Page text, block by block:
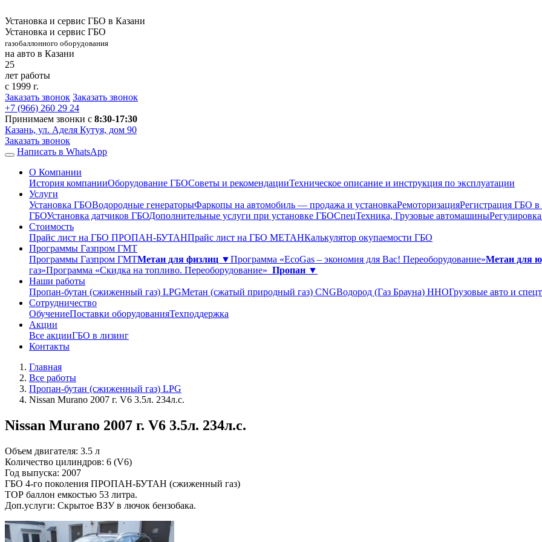
Установка и сервис ГБО в Казани
Установка и сервис ГБО
газобаллонного оборудования
на авто в Казани
25
лет работы
с 1999 г.
Заказать звонок Заказать звонок
+7 (966) 260 29 24
Принимаем звонки с 8:30-17:30
Казань, ул. Аделя Кутуя, дом 90
Заказать звонок
Написать в WhatsApp
О Компании
История компанииОборудование ГБОСоветы и рекомендацииТехническое описание и инструкция по эксплуатации
Услуги
Установка ГБОВодородные генераторыФаркопы на автомобиль — продажа и установкаРемоторизацияРегистрация ГБО
ГБОУстановка датчиков ГБОДополнительные услуги при установке ГБОСпецТехника, Грузовые автомашины
Стоимость
Прайс лист на ГБО ПРОПАН-БУТАНПрайс лист на ГБО МЕТАНКалькулятор окупаемости ГБО
Программы Газпром ГМТ
Программы Газпром ГМТМетан для физлиц ▼Программа «EcoGas – экономия для Вас! Переоборудование»Метан для
газ»Программа «Скидка на топливо. Переоборудование» Пропан ▼
Наши работы
Пропан-бутан (сжиженный газ) LPGМетан (сжатый природный газ) CNGВодород (Газ Брауна) ННОГрузовые авто и
Сотрудничество
ОбучениеПоставки оборудованияТехподдержка
Акции
Все акцииГБО в лизинг
Контакты
Главная
Все работы
Пропан-бутан (сжиженный газ) LPG
Nissan Murano 2007 г. V6 3.5л. 234л.с.
Nissan Murano 2007 г. V6 3.5л. 234л.с.
Объем двигателя: 3.5 л
Количество цилиндров: 6 (V6)
Год выпуска: 2007
ГБО 4-го поколения ПРОПАН-БУТАН (сжиженный газ)
ТОР баллон емкостью 53 литра.
Доп.услуги: Скрытое ВЗУ в лючок бензобака.